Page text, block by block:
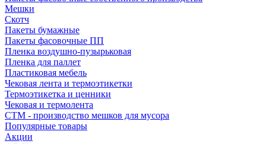
Мешки
Скотч
Пакеты бумажные
Пакеты фасовочные ПП
Пленка воздушно-пузырьковая
Пленка для паллет
Пластиковая мебель
Чековая лента и термоэтикетки
Термоэтикетка и ценники
Чековая и термолента
СТМ - производство мешков для мусора
Популярные товары
Акции